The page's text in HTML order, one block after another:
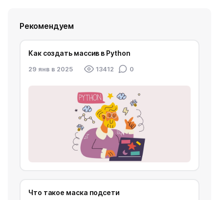
Рекомендуем
Как создать массив в Python
29 янв в 2025 13412 0
Что такое маска подсети